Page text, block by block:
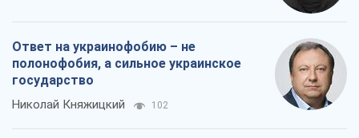
Ответ на украинофобию – не
полонофобия, а сильное украинское
государство
Николай Княжицкий 102